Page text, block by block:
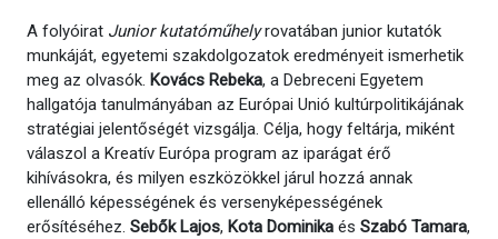
A folyóirat Junior kutatóműhelyrovatában junior kutatók
munkáját, egyetemi szakdolgozatok eredményeit ismerhetik
meg az olvasók. Kovács Rebeka, a Debreceni Egyetem
hallgatója tanulmányában az Európai Unió kultúrpolitikájának
stratégiai jelentőségét vizsgálja. Célja, hogy feltárja, miként
válaszol a Kreatív Európa program az iparágat érő
kihívásokra, és milyen eszközökkel járul hozzá annak
ellenálló képességének és versenyképességének
erősítéséhez. Sebők Lajos, Kota Dominika és Szabó Tamara,